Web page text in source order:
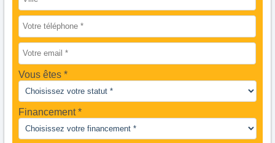
Vous êtes
Financement *